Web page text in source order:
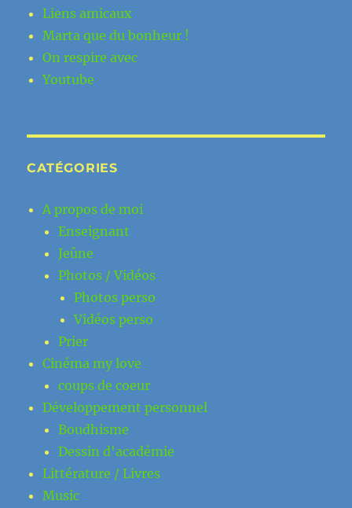
Liens amicaux
Marta que du bonheur !
On respire avec
Youtube
CATÉGORIES
A propos de moi
Enseignant
Jeûne
Photos / Vidéos
Photos perso
Vidéos perso
Prier
Cinéma my love
coups de coeur
Développement personnel
Boudhisme
Dessin d'académie
Littérature / Livres
Music